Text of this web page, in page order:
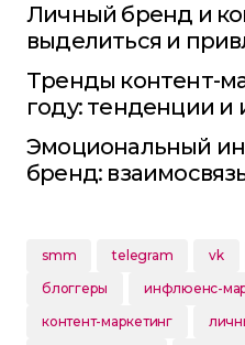
Личный бренд и
выделиться и
Тренды контент-
году: тенденции и
Эмоциональный
бренд:
smm telegram vk
блоггеры
инфлюенс-
контент-маркетинг